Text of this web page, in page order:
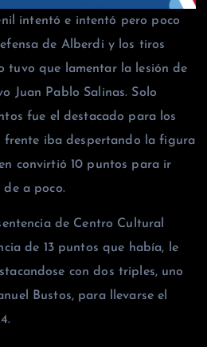
intentó e intentó pero poco
de Alberdi y los tiros
tuvo que lamentar la lesión de
Juan Pablo Salinas. Solo
fue el destacado para los
frente iba despertando la figura
convirtió 10 puntos para ir
a poco.
de Centro Cultural
de 13 puntos que había, le
con dos triples, uno
Bustos, para llevarse el